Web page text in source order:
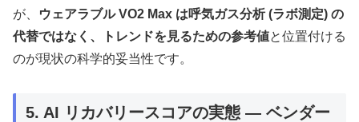
が、
ウェアラブル VO2 Max は呼気ガス分析 (ラボ測定) の
代替ではなく、トレンドを見るための参考値と位置付ける
のが現状の科学的妥当性です。
5. AI リカバリースコアの実態 — ベンダー